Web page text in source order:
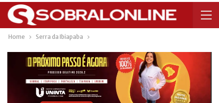
Home Serra da Ibiapaba